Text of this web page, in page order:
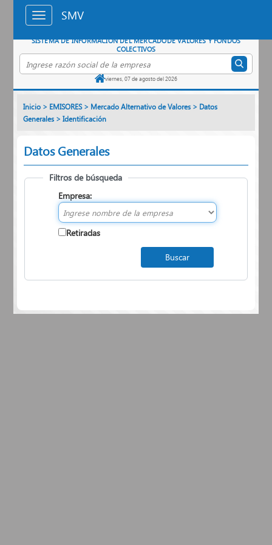
Saltar al contenido principal
SISTEMA DE INFORMACIÓN DEL MERCADODE VALORES Y FONDOS
COLECTIVOS
Buscar empresa por razón social
viernes, 07 de agosto del 2026
SMV
Inicio > EMISORES> Mercado Alternativo de Valores > Datos
Generales >Identificación
Datos Generales
Filtros de búsqueda
Empresa:
Retiradas